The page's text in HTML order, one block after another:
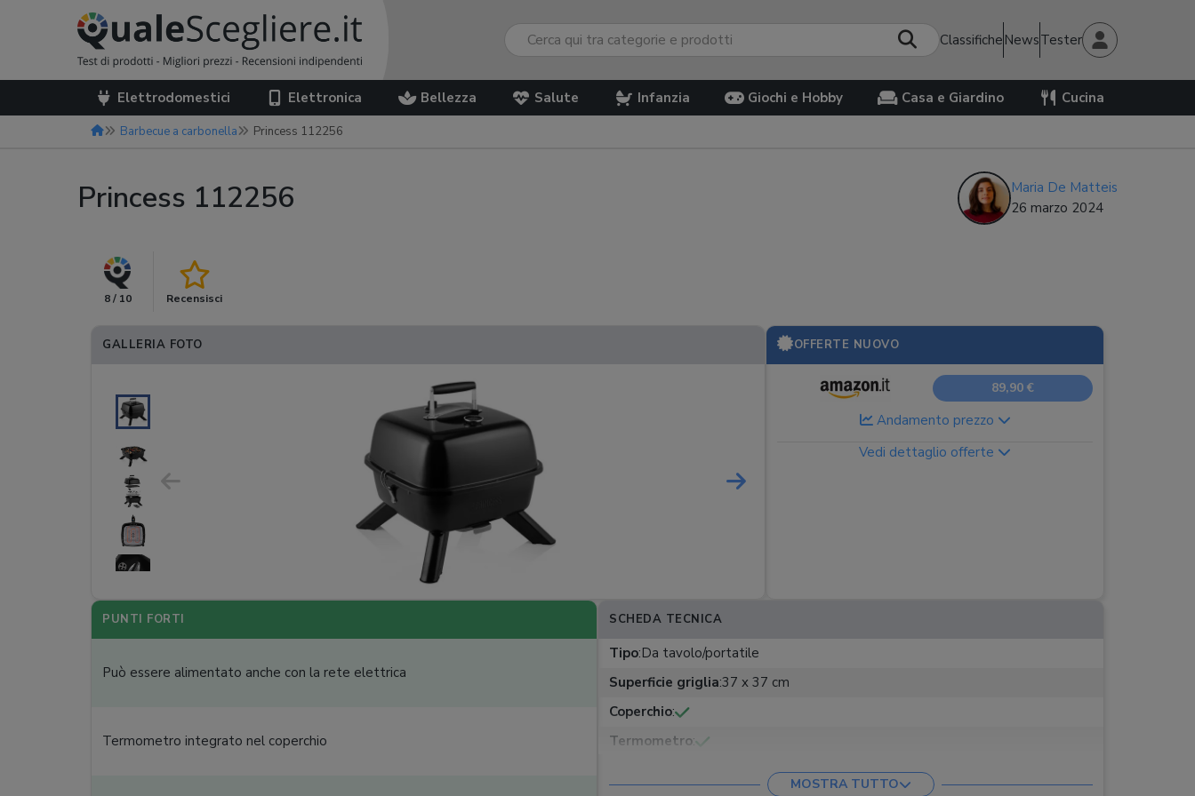
Classifiche NewsTester
Elettrodomestici Elettronica Bellezza Salute Infanzia Giochi e Hobby Casa e Giardino Cucina
Barbecue a carbonella Princess 112256
Princess 112256
Maria De Matteis
26 marzo 2024
8 / 10 Recensisci
GALLERIA FOTO OFFERTE NUOVO
89,90 €
Andamento prezzo
Vedi dettaglio offerte
SCHEDA TECNICA
Tipo:Da tavolo/portatile
Superficie griglia:37 x 37 cm
Coperchio:
Termometro:
MOSTRA TUTTO
PUNTI FORTI
Può essere alimentato anche con la rete elettrica
Termometro integrato nel coperchio